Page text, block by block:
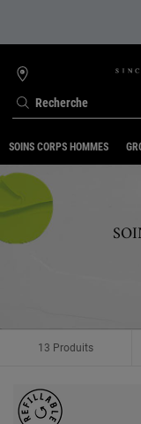
Recherche
TROUVER
UNE
BOUTIQUE
SOINS CORPS HOMMES
13 Produits